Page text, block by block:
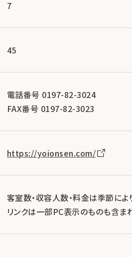
7
45
電話番号 0197-82-3024
FAX番号 0197-82-3023
https://yoionsen.com/
客室数・収容人数・料金は季節によ
リンクは一部PC表示のものも含ま